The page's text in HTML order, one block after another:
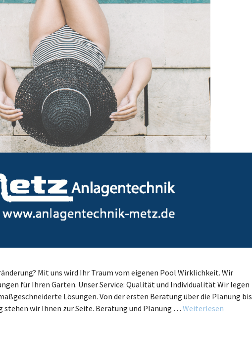
Mit uns wird Ihr Traum vom eigenen Pool Wirklichkeit. Wir
für Ihren Garten. Unser Service: Qualität und Individualität Wir legen
Lösungen. Von der ersten Beratung über die Planung bis
wir Ihnen zur Seite. Beratung und Planung … Weiterlesen